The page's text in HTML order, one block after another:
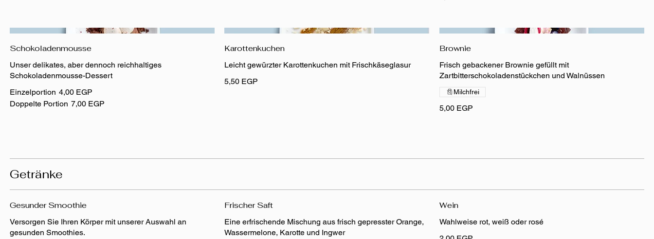
Schokoladenmousse
Unser delikates, aber dennoch reichhaltiges
Schokoladenmousse-Dessert
Einzelportion 4,00 EGP
Doppelte Portion 7,00 EGP
Karottenkuchen
Leicht gewürzter Karottenkuchen mit Frischkäseglasur
5,50 EGP
Brownie
Frisch gebackener Brownie gefüllt mit
Zartbitterschokoladenstückchen und Walnüssen
5,00 EGP
Milchfrei
Getränke
Gesunder Smoothie
Versorgen Sie Ihren Körper mit unserer Auswahl an
gesunden Smoothies.
Frischer Saft
Eine erfrischende Mischung aus frisch gepresster Orange,
Wassermelone, Karotte und Ingwer
Wein
Wahlweise rot, weiß oder rosé